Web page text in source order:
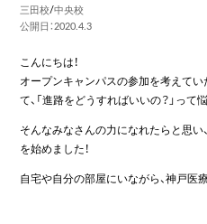
三田校/中央校
公開日：2020.4.3
こんにちは！
オープンキャンパスの参加を考えて
て、「進路をどうすればいいの？」っ
そんなみなさんの力になれたらと思い、
を始めました！
自宅や自分の部屋にいながら、神戸医